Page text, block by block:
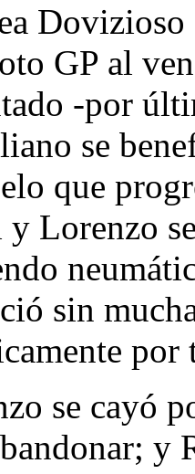
Dovizioso
GP al
-por
se
que
y Lorenzo
sin
por
se cayó
y